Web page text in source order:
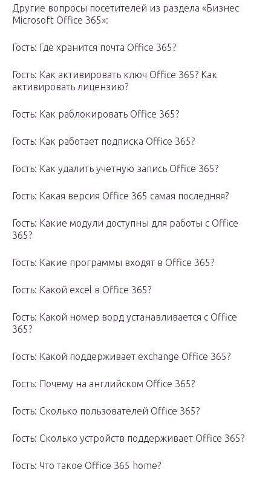
Другие вопросы посетителей из раздела «Бизнес
Microsoft Office 365»:
Гость: Где хранится почта Office 365?
Гость: Как активировать ключ Office 365? Как
активировать лицензию?
Гость: Как раблокировать Office 365?
Гость: Как работает подписка Office 365?
Гость: Как удалить учетную запись Office 365?
Гость: Какая версия Office 365 самая последняя?
Гость: Какие модули доступны для работы с Office
365?
Гость: Какие программы входят в Office 365?
Гость: Какой excel в Office 365?
Гость: Какой номер ворд устанавливается с Office
365?
Гость: Какой поддерживает exchange Office 365?
Гость: Почему на английском Office 365?
Гость: Сколько пользователей Office 365?
Гость: Сколько устройств поддерживает Office 365?
Гость: Что такое Office 365 home?